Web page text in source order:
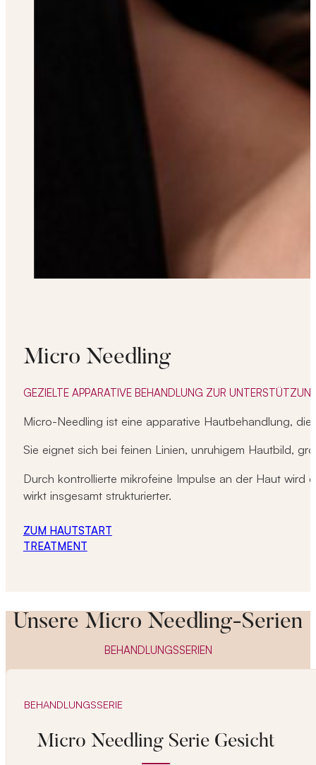
Micro Needling
GEZIELTE APPARATIVE BEHANDLUNG ZUR
Micro-Needling ist eine apparative Hautbehandlung,
Sie eignet sich bei feinen Linien, unruhigem Hautbild,
Durch kontrollierte mikrofeine Impulse an der Haut wird
wirkt insgesamt strukturierter.
ZUM HAUTSTART
TREATMENT
Unsere Micro Needling-Serien
BEHANDLUNGSSERIEN
BEHANDLUNGSSERIE
Micro Needling Serie Gesicht